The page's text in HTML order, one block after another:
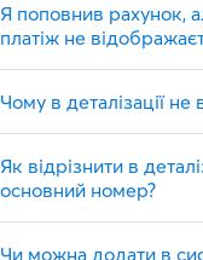
Я поповнив рахунок,
платіж не
Чому в деталізації
Як відрізнити в
основний номер?
Чи можна додати в